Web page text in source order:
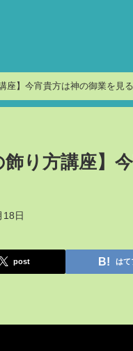
座】今宵貴方は神の御業を見
飾り方講座】
18日
post はて